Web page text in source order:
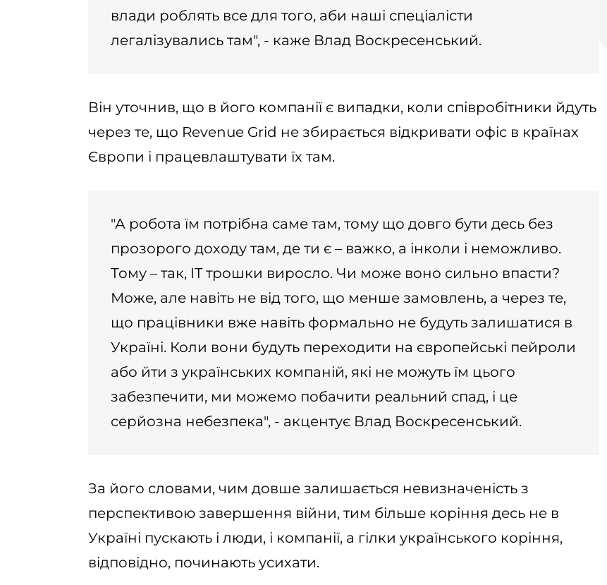
влади роблять все для того, аби наші спеціалісти
легалізувались там", - каже Влад Воскресенський.
Він уточнив, що в його компанії є випадки, коли співробітники йдуть
через те, що Revenue Grid не збирається відкривати офіс в країнах
Європи і працевлаштувати їх там.
"А робота їм потрібна саме там, тому що довго бути десь без
прозорого доходу там, де ти є – важко, а інколи і неможливо.
Тому – так, IT трошки виросло. Чи може воно сильно впасти?
Може, але навіть не від того, що менше замовлень, а через те,
що працівники вже навіть формально не будуть залишатися в
Україні. Коли вони будуть переходити на європейські пейроли
або йти з українських компаній, які не можуть їм цього
забезпечити, ми можемо побачити реальний спад, і це
серйозна небезпека", - акцентує Влад Воскресенський.
За його словами, чим довше залишається невизначеність з
перспективою завершення війни, тим більше коріння десь не в
Україні пускають і люди, і компанії, а гілки українського коріння,
відповідно, починають усихати.